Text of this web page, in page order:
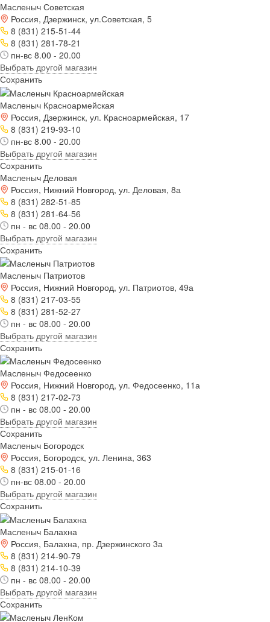
Масленыч Советская
Россия, Дзержинск, ул.Советская, 5
8 (831) 215-51-44
8 (831) 281-78-21
пн-вс 8.00 - 20.00
Выбрать другой магазин
Сохранить
Масленыч Красноармейская
Россия, Дзержинск, ул. Красноармейская, 17
8 (831) 219-93-10
пн-вс 8.00 - 20.00
Выбрать другой магазин
Сохранить
Масленыч Деловая
Россия, Нижний Новгород, ул. Деловая, 8а
8 (831) 282-51-85
8 (831) 281-64-56
пн - вс 08.00 - 20.00
Выбрать другой магазин
Сохранить
Масленыч Патриотов
Россия, Нижний Новгород, ул. Патриотов, 49а
8 (831) 217-03-55
8 (831) 281-52-27
пн - вс 08.00 - 20.00
Выбрать другой магазин
Сохранить
Масленыч Федосеенко
Россия, Нижний Новгород, ул. Федосеенко, 11а
8 (831) 217-02-73
пн - вс 08.00 - 20.00
Выбрать другой магазин
Сохранить
Масленыч Богородск
Россия, Богородск, ул. Ленина, 363
8 (831) 215-01-16
пн-вс 08.00 - 20.00
Выбрать другой магазин
Сохранить
Масленыч Балахна
Россия, Балахна, пр. Дзержинского 3а
8 (831) 214-90-79
8 (831) 214-10-39
пн - вс 08.00 - 20.00
Выбрать другой магазин
Сохранить